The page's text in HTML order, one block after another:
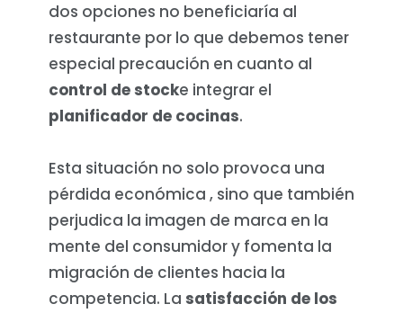
dos opciones no beneficiaría al
restaurante por lo que debemos tener
especial precaución en cuanto al
control de stocke integrar el
planificador de cocinas.
Esta situación no solo provoca una
pérdida económica , sino que también
perjudica la imagen de marca en la
mente del consumidor y fomenta la
migración de clientes hacia la
competencia. La satisfacción de los